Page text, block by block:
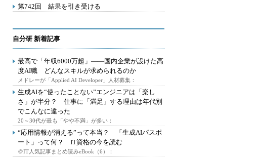
第742回 結果を引き受ける
自分研 新着記事
最高で「年収6000万超」――国内企業が設けた高
度AI職 どんなスキルが求められるのか
メドレーが「Applied AI Developer」人材募集：
生成AIを“使ったことない”エンジニアは「楽し
さ」が半分？ 仕事に「満足」する理由は年代別
でこんなに違った
20～30代が最も「やや不満」が多い：
“応用情報が消える”って本当？ 「生成AIパスポ
ート」って何？ IT資格の今を読む
＠IT人気記事まとめ読みeBook（6）：